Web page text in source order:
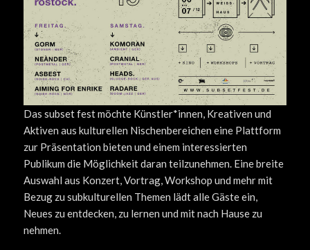
Das subset fest möchte Künstler*innen, Kreativen und
Aktiven aus kulturellen Nischenbereichen eine Plattform
zur Präsentation bieten und einem interessierten
Publikum die Möglichkeit daran teilzunehmen. Eine breite
Auswahl aus Konzert, Vortrag, Workshop und mehr mit
Bezug zu subkulturellen Themen lädt alle Gäste ein,
Neues zu entdecken, zu lernen und mit nach Hause zu
nehmen.